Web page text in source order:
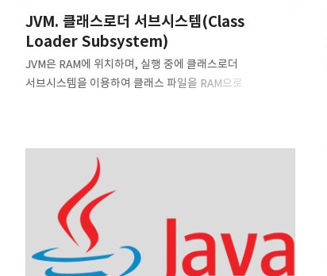
JVM. 클래스로더 서브시스템(Class
Loader Subsystem)
JVM은 RAM에 위치하며, 실행 중에 클래스로더
서브시스템을 이용하여 클래스 파일을 RAM으로
(.class)을 로드하고, 링크하고, 초기화 합니다. 로딩
(Loading) 컴파일된 클래스(.class 파일)을 메모리에
적재하는 것이 클래스로더(class loader)의 주요
작업입니다. 보통, 클래스 로딩 과정은 메인 클래스(즉,
static main() 메서드 선언이 있는 클래스)를 로드하는
것부터 시작됩니다. 이외에도 클래스 로딩은 아래의